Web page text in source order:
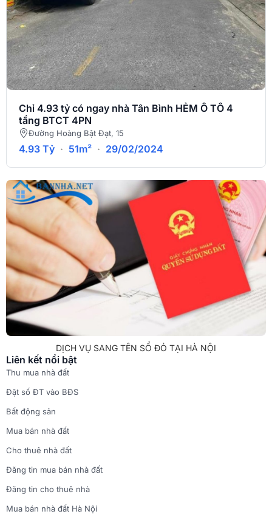
Chỉ 4.93 tỷ có ngay nhà Tân Bình HẺM Ô TÔ 4
tầng BTCT 4PN
Đường Hoàng Bật Đạt, 15
4.93 Tỷ · 51m² · 29/02/2024
DỊCH VỤ SANG TÊN SỔ ĐỎ TẠI HÀ NỘI
Liên kết nổi bật
Thu mua nhà đất
Đặt số ĐT vào BĐS
Bất động sản
Mua bán nhà đất
Cho thuê nhà đất
Đăng tin mua bán nhà đất
Đăng tin cho thuê nhà
Mua bán nhà đất Hà Nội